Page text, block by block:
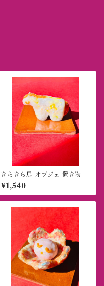
きらきら馬 オブジェ 置き物
¥1,540